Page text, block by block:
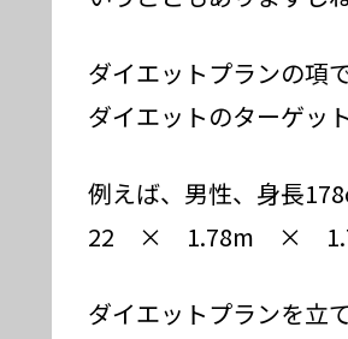
ダイエットプランの項
ダイエットのターゲ
例えば、男性、身長
22 × 1.78m ×
ダイエットプランを立